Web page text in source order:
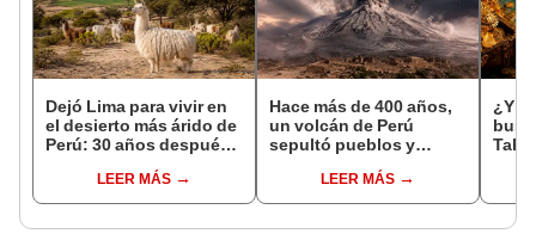
Dejó Lima para vivir en
el desierto más árido de
Perú: 30 años después,
creó un sorprendente
ecosistema
LEER MÁS
Hace más de 400 años,
un volcán de Perú
sepultó pueblos y
veranos más fríos de la
historia: sigue bajo
LEER MÁS
¿Y
de